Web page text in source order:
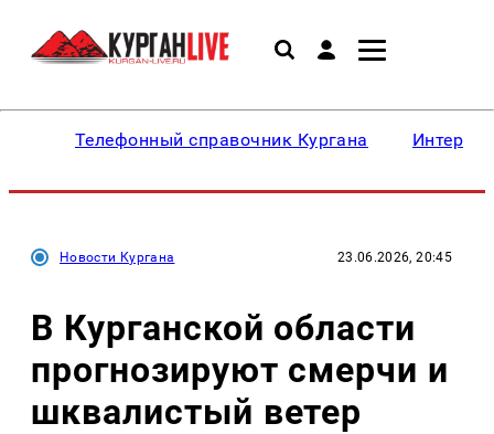
Телефонный справочник Кургана
Новости Кургана 23.06.2026, 20:45
В Курганской области
прогнозируют смерчи и
шквалистый ветер